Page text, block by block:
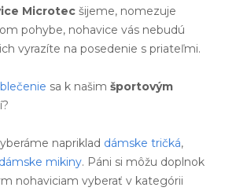
Microtec šijeme, nomezuje
pohybe, nohavice vás nebudú
vyrazíte na posedenie s priateľmi.
sa k našim športovým
napriklad dámske tričká,
dámske mikiny. Páni si môžu doplnok
nohaviciam vyberať v kategórii